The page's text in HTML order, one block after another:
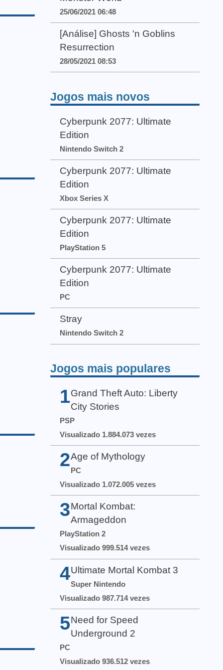
25/06/2021 06:48
[Análise] Ghosts 'n Goblins
Resurrection
28/05/2021 08:53
Jogos mais novos
Cyberpunk 2077: Ultimate
Edition
Nintendo Switch 2
Cyberpunk 2077: Ultimate
Edition
Xbox Series X
Cyberpunk 2077: Ultimate
Edition
PlayStation 5
Cyberpunk 2077: Ultimate
Edition
PC
Stray
Nintendo Switch 2
Jogos mais populares
1 Grand Theft Auto: Liberty
City Stories
PSP
Visualizado 1.884.073 vezes
2Age of Mythology
PC
Visualizado 1.072.005 vezes
3 Mortal Kombat:
Armageddon
PlayStation 2
Visualizado 999.514 vezes
4 Ultimate Mortal Kombat 3
Super Nintendo
Visualizado 987.714 vezes
5 Need for Speed
Underground 2
PC
Visualizado 936.512 vezes